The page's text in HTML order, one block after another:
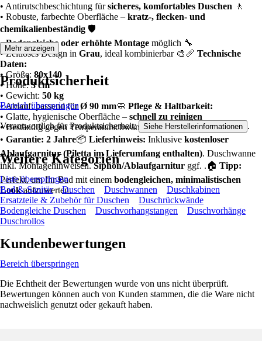
• Antirutschbeschichtung fürsicheres, komfortables Duschen 🚶
• Robuste, farbechte Oberfläche – kratz-, flecken- und
chemikalienbeständig 🛡️
•Bodengleiche oder erhöhte Montage möglich 🔧
• Zeitloses Design in Grau, ideal kombinierbar 🎨📏 Technische
Daten:
• Größe: 80x140
• Höhe:3 cm
• Gewicht: 50 kg
• Ablauf: passend fürØ 90 mm🧼 Pflege & Haltbarkeit:
• Glatte, hygienische Oberfläche – schnell zu reinigen
• Beständig gegen Temperaturschwankungen und Feuchtigkeit
• Garantie: 2 Jahre📦 Lieferhinweis: Inklusive kostenloser
Ablaufgarnitur (Piletta im Lieferumfang enthalten). Duschwanne
inkl. Montagehinweisen.Siphon/Ablaufgarnitur ggf. .🏠 Tipp:
Perfekt, um Ihr Bad mit einem bodengleichen, minimalistischen
Lookaufzuwerten.
Mehr anzeigen
Produktsicherheit
Bereich überspringen
Verantwortlich für Produktsicherheit: Siehe Herstellerinformationen .
Weitere Kategorien
Liste überspringen
Bad & Sanitär
Duschen Duschwannen
Duschkabinen
Ersatzteile & Zubehör für Duschen
Duschrückwände
Bodengleiche Duschen
Duschvorhangstangen
Duschvorhänge
Duschrollos
Kundenbewertungen
Bereich überspringen
Die Echtheit der Bewertungen wurde von uns nicht überprüft.
Bewertungen können auch von Kunden stammen, die die Ware nicht
nachweislich genutzt oder gekauft haben.